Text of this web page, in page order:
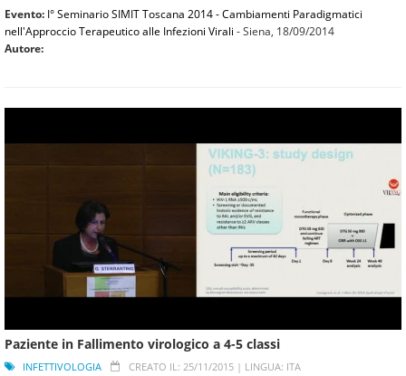
Evento: I° Seminario SIMIT Toscana 2014 - Cambiamenti Paradigmatici
nell'Approccio Terapeutico alle Infezioni Virali - Siena, 18/09/2014
Autore:
Paziente in Fallimento virologico a 4-5 classi
INFETTIVOLOGIA CREATO IL: 25/11/2015 | LINGUA: ITA